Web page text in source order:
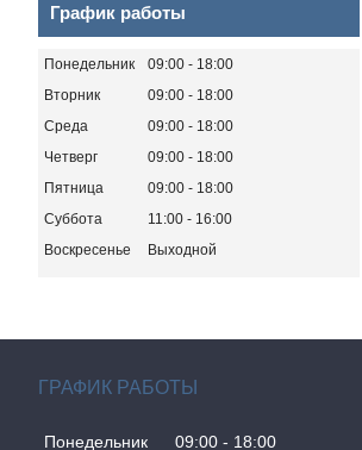
График работы
Понедельник 09:00
18:00
Вторник
09:00
18:00
Среда
09:00
18:00
Четверг
09:00
18:00
Пятница
09:00
18:00
Суббота
11:00
16:00
Воскресенье
Выходной
ГРАФИК РАБОТЫ
Понедельник 09:00 18:00